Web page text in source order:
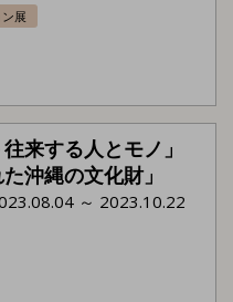
展
往来する人とモノ」
た沖縄の文化財」
～ 2023.10.22